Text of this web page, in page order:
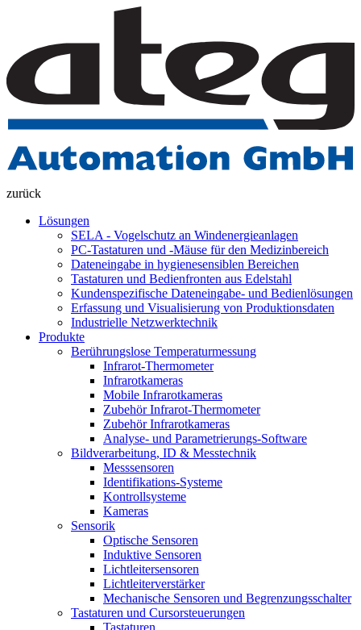
zurück
Lösungen
SELA - Vogelschutz an Windenergieanlagen
PC-Tastaturen und -Mäuse für den Medizinbereich
Dateneingabe in hygienesensiblen Bereichen
Tastaturen und Bedienfronten aus Edelstahl
Kundenspezifische Dateneingabe- und Bedienlösungen
Erfassung und Visualisierung von Produktionsdaten
Industrielle Netzwerktechnik
Produkte
Berührungslose Temperaturmessung
Infrarot-Thermometer
Infrarotkameras
Mobile Infrarotkameras
Zubehör Infrarot-Thermometer
Zubehör Infrarotkameras
Analyse- und Parametrierungs-Software
Bildverarbeitung, ID & Messtechnik
Messsensoren
Identifikations-Systeme
Kontrollsysteme
Kameras
Sensorik
Optische Sensoren
Induktive Sensoren
Lichtleitersensoren
Lichtleiterverstärker
Mechanische Sensoren und Begrenzungsschalter
Tastaturen und Cursorsteuerungen